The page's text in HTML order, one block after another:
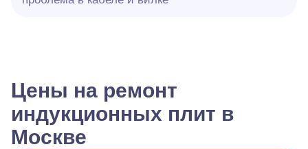
Цены на ремонт
индукционных плит в
Москве